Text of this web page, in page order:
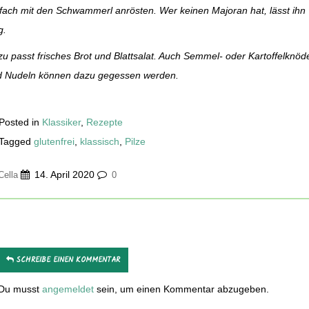
mit den Schwammerl anrösten. Wer keinen Majoran hat, lässt ihn
passt frisches Brot und Blattsalat. Auch Semmel- oder
Nudeln können dazu gegessen werden.
in Klassiker, Rezepte
glutenfrei, klassisch Pilze
14. April 2020 0
SCHREIBE EINEN KOMMENTAR
musst angemeldetsein, um einen Kommentar abzugeben.